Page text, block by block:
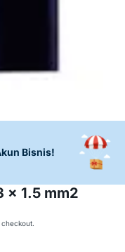
Bisnis!
x 1.5 mm2
checkout.